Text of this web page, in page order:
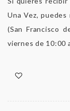
Una Vez,
(San Francisco
viernes de 10:00